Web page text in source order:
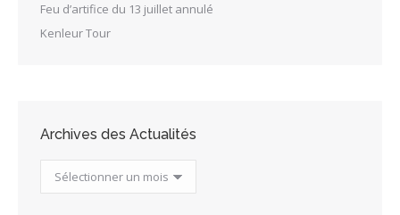
Feu d’artifice du 13 juillet annulé
Kenleur Tour
Archives des Actualités
Archives
des